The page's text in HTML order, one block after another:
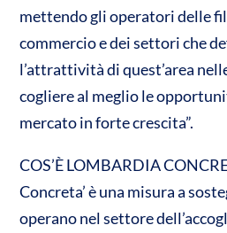
mettendo gli operatori delle
commercio e dei settori che
l’attrattività di quest’area
cogliere al meglio le
mercato in forte crescita”.
COS’È LOMBARDIA
Concreta’ è una misura a
operano nel settore